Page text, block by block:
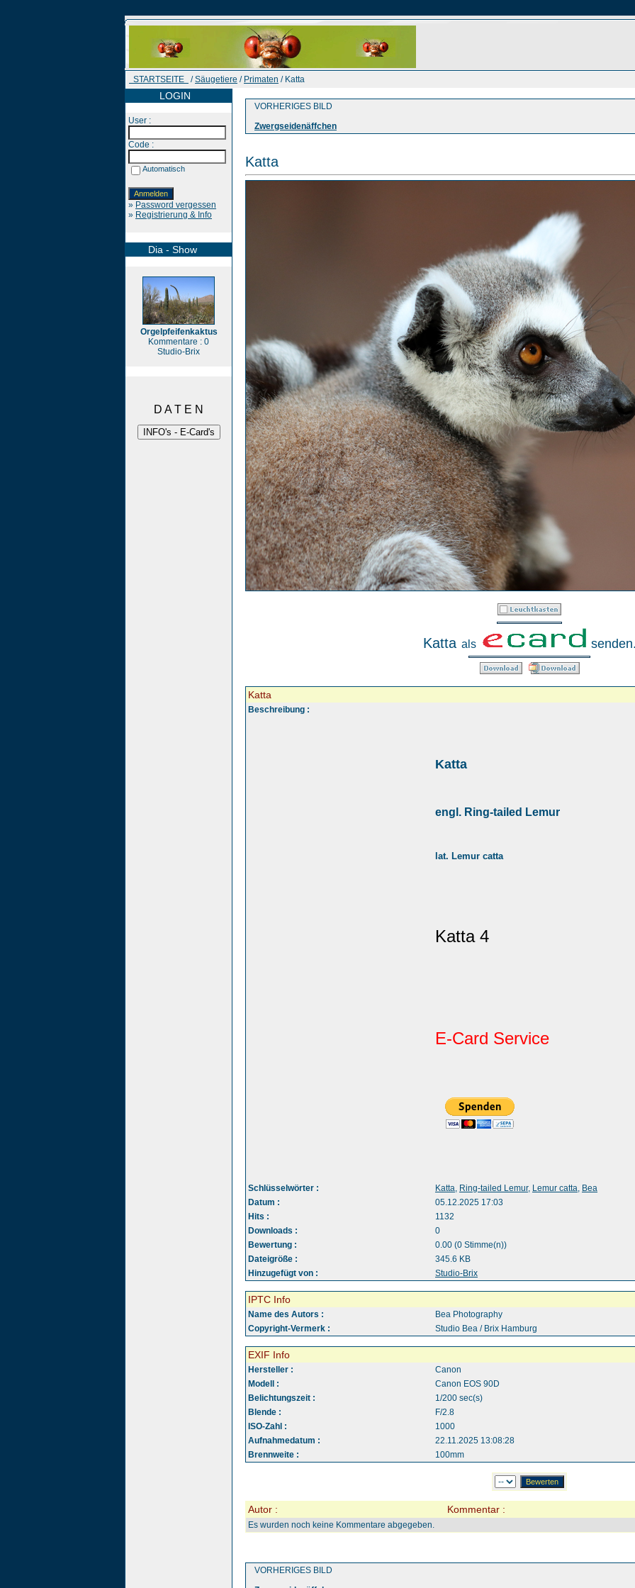
STARTSEITE /Säugetiere / Primaten / Katta
LOGIN
User :
Code :
Automatisch
» Password vergessen
» Registrierung & Info
Dia - Show
Orgelpfeifenkaktus
Kommentare : 0
Studio-Brix
D A T E N
VORHERIGES BILD
Zwergseidenäffchen
Katta
Katta als
Katta
Beschreibung :
Katta
engl. Ring-tailed Lemur
lat. Lemur catta
Katta 4
E-Card Service
Schlüsselwörter : Katta, Ring-tailed Lemur, Lemur catta, Bea
Datum :
05.12.2025 17:03
Hits :
1132
Downloads :
0
Bewertung :
0.00 (0 Stimme(n))
Dateigröße :
345.6 KB
Hinzugefügt von :
Studio-Brix
IPTC Info
Name des Autors :
Bea Photography
Copyright-Vermerk :
Studio Bea / Brix Hamburg
EXIF Info
Hersteller :
Canon
Modell :
Canon EOS 90D
Belichtungszeit :
1/200 sec(s)
Blende :
F/2.8
ISO-Zahl :
1000
Aufnahmedatum :
22.11.2025 13:08:28
Brennweite :
100mm
Autor : Kommentar :
Es wurden noch keine Kommentare abgegeben.
VORHERIGES BILD